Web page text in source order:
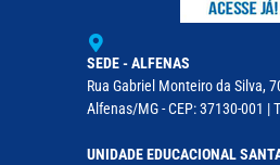
SEDE - ALFENAS
Rua Gabriel Monteiro da Silva,
Alfenas/MG - CEP: 37130-001 |
UNIDADE EDUCACIONAL